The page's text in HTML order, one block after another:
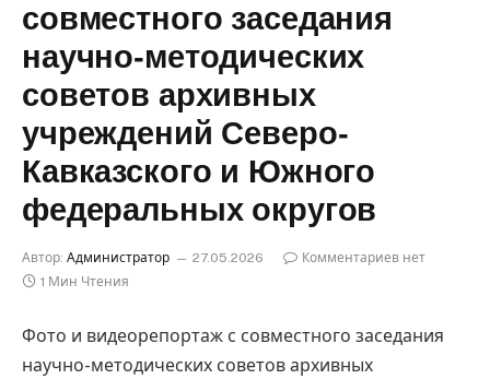
совместного заседания
научно-методических
советов архивных
учреждений Северо-
Кавказского и Южного
федеральных округов
Автор: Администратор 27.05.2026
Комментариев нет
1 Мин Чтения
Фото и видеорепортаж с совместного заседания
научно-методических советов архивных